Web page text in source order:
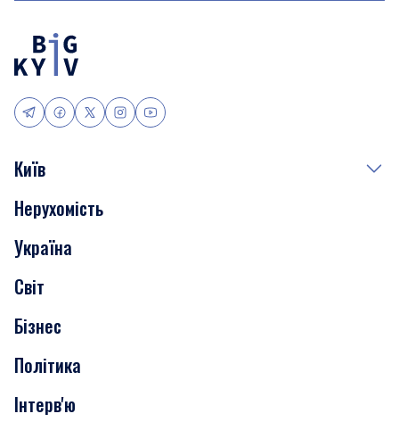
Київ
Події
Скандали
Нерухомість
Транспорт
Нерухомість
Україна
Світ
Бізнес
Політика
Інтерв'ю